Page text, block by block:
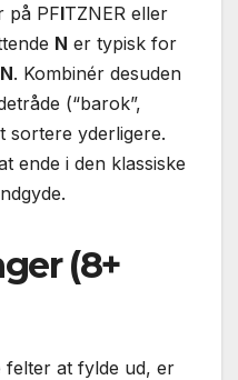
på PFITZNER eller
N er typisk for
N. Kombinér desuden
(“barok”,
sortere yderligere.
ende i den klassiske
(8+
felter at fylde ud, er